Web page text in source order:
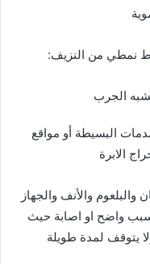
نمطي من النزيف:
الجرب
البسيطة أو مواقع
الابرة
والأنف والجهاز
سبب واضح او اصابة حيث
يتوقف لمدة طويلة